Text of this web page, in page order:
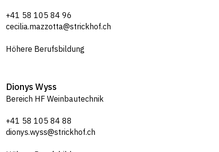
+41 58 105 84 96
cecilia.mazzotta@strickhof.ch
Höhere Berufsbildung
Dionys Wyss
Bereich HF Weinbautechnik
+41 58 105 84 88
dionys.wyss@strickhof.ch